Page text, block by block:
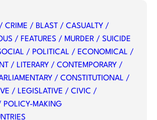
CRIME / BLAST / CASUALTY /
/ FEATURES / MURDER / SUICIDE
/ POLITICAL / ECONOMICAL /
/ LITERARY / CONTEMPORARY /
/ CONSTITUTIONAL /
/ LEGISLATIVE / CIVIC /
POLICY-MAKING